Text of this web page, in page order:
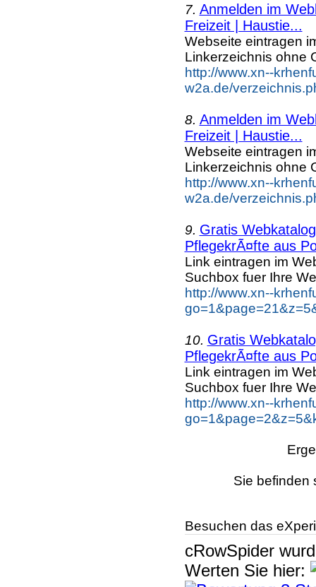
7. Anmelden im
Freizeit | Haustie...
Webseite eintragen
Linkerzeichnis ohne
http://www.xn--
w2a.de/
8. Anmelden im
Freizeit | Haustie...
Webseite eintragen
Linkerzeichnis ohne
http://www.xn--
w2a.de/
9. Gratis
PflegekrÃ¤fte aus
Link eintragen im
Suchbox fuer Ihre
http://www.xn--
10. Gratis
PflegekrÃ¤fte aus
Link eintragen im
Suchbox fuer Ihre
http://www.xn--
Sie befinden
Besuchen das
cRowSpider
Werten Sie hier: